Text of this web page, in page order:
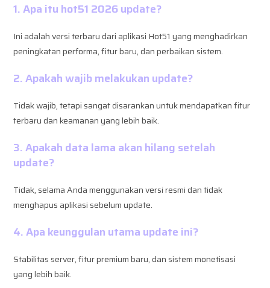
1. Apa itu hot51 2026 update?
Ini adalah versi terbaru dari aplikasi Hot51 yang menghadirkan
peningkatan performa, fitur baru, dan perbaikan sistem.
2. Apakah wajib melakukan update?
Tidak wajib, tetapi sangat disarankan untuk mendapatkan fitur
terbaru dan keamanan yang lebih baik.
3. Apakah data lama akan hilang setelah
update?
Tidak, selama Anda menggunakan versi resmi dan tidak
menghapus aplikasi sebelum update.
4. Apa keunggulan utama update ini?
Stabilitas server, fitur premium baru, dan sistem monetisasi
yang lebih baik.